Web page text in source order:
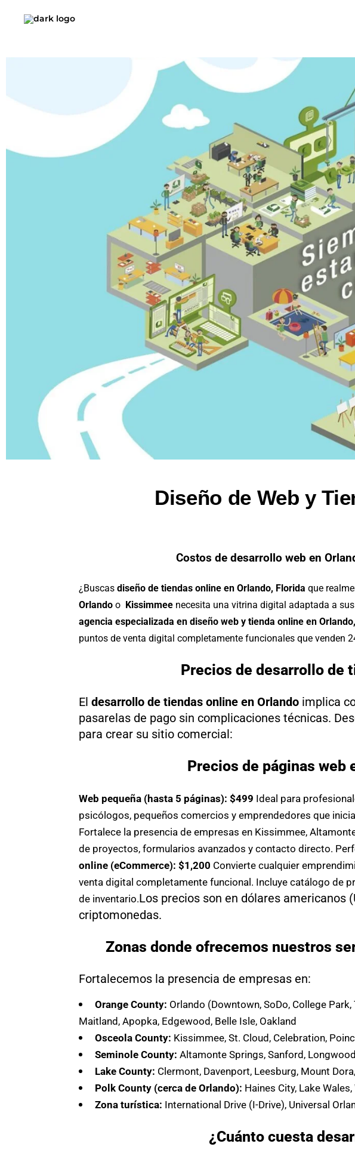
Diseño de Web y
Costos de desarrollo web en
¿Buscas diseño de tiendas online en Orlando, Florida que
Orlando o Kissimmee necesita una vitrina digital adaptada a
agencia especializada en diseño web y tienda online en
puntos de venta digital completamente funcionales que venden
Precios de desarrollo de
El desarrollo de tiendas online en Orlando implica
pasarelas de pago sin complicaciones técnicas.
para crear su sitio comercial:
Precios de páginas web
Web pequeña (hasta 5 páginas): $499 Ideal para
psicólogos, pequeños comercios y emprendedores que
Fortalece la presencia de empresas en Kissimmee,
de proyectos, formularios avanzados y contacto directo.
online (eCommerce): $1,200 Convierte cualquier
venta digital completamente funcional. Incluye catálogo de
de inventario.Los precios son en dólares americanos
criptomonedas.
Zonas donde ofrecemos nuestros
Fortalecemos la presencia de empresas en:
Orange County: Orlando (Downtown, SoDo, College
Maitland, Apopka, Edgewood, Belle Isle, Oakland
Osceola County: Kissimmee, St. Cloud, Celebration,
Seminole County: Altamonte Springs, Sanford,
Lake County: Clermont, Davenport, Leesburg, Mount
Polk County (cerca de Orlando): Haines City, Lake
Zona turística: International Drive (I-Drive), Universal
¿Cuánto cuesta